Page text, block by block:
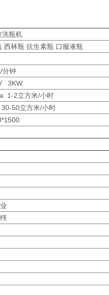
洗瓶机
西林瓶 抗生素瓶 口服液瓶
分钟
3KW
1-2立方米/小时
50立方米/小时